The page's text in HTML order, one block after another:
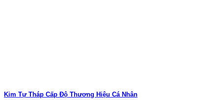
Kim Tự Tháp Cấp Độ Thương Hiệu Cá Nhân